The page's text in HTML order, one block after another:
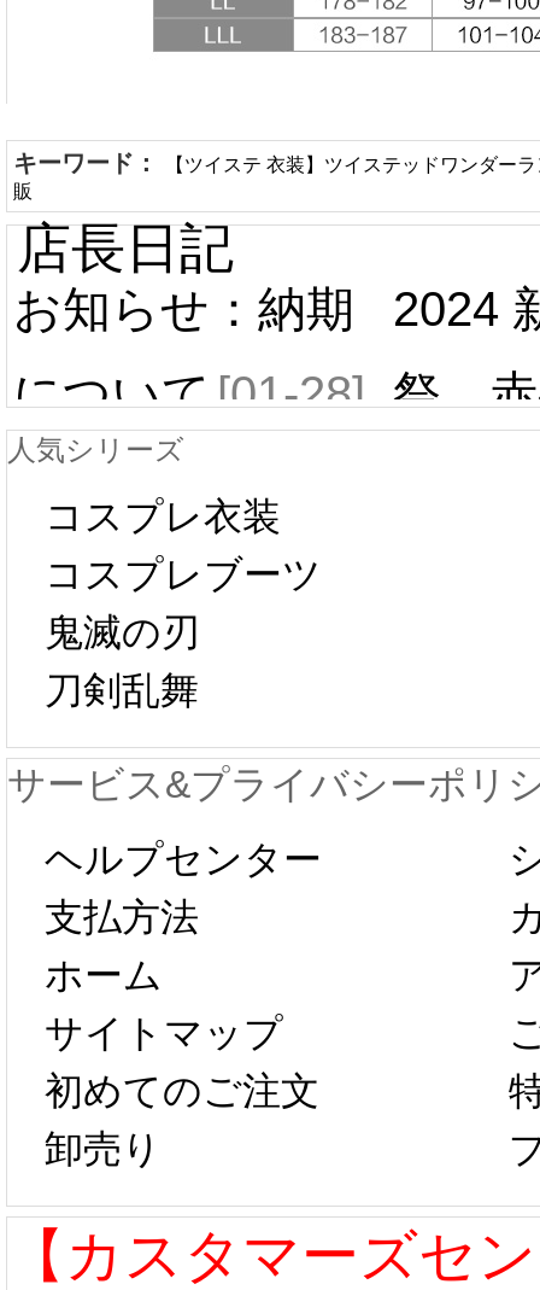
キーワード：
【ツイステ 衣装】ツイステッドワンダー
販
店長日記
お知らせ：納期
について[01-28]
中国旧正月の影
響で2024年2月5
日から工場生産
が一時停止いた
します。 2月5日
以後のご注文
は、2月25日か
らコスプレ制
作、発送予定と
なります。 ...
2024
祭 赤
プレ
新春
字半
第二
たし
ル期
人気シリーズ
コスプレ衣装
コスプレブーツ
鬼滅の刃
刀剣乱舞
サービス&プライバシーポリ
ヘルプセンター
支払方法
ホーム
サイトマップ
初めてのご注文
卸売り
【カスタマーズセ